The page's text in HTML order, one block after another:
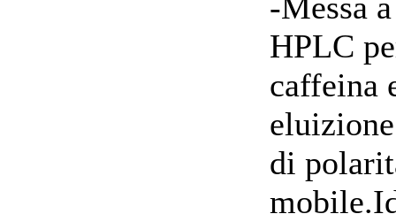
HPLC
caffeina
di